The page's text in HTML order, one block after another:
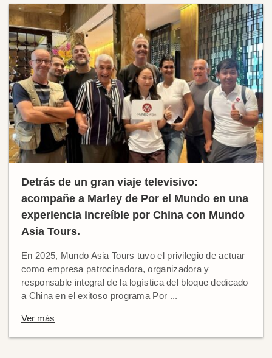
Detrás de un gran viaje televisivo:
acompañe a Marley de Por el Mundo en una
experiencia increíble por China con Mundo
Asia Tours.
En 2025, Mundo Asia Tours tuvo el privilegio de actuar
como empresa patrocinadora, organizadora y
responsable integral de la logística del bloque dedicado
a China en el exitoso programa Por ...
Ver más